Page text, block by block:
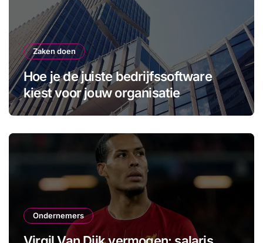
Zaken doen
Hoe je de juiste bedrijfssoftware
kiest voor jouw organisatie
Ondernemers